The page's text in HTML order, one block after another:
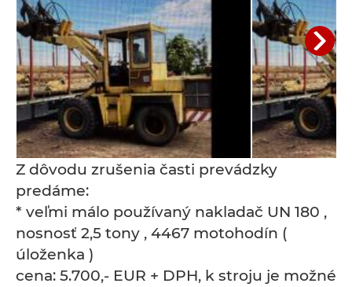
Z dôvodu zrušenia časti prevádzky
predáme:
* veľmi málo používaný nakladač UN 180 ,
nosnosť 2,5 tony , 4467 motohodín (
úloženka )
cena: 5.700,- EUR + DPH, k stroju je možné